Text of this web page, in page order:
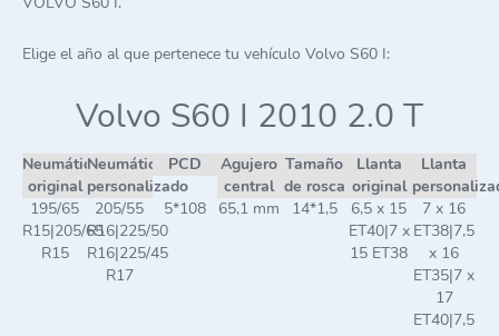
Elige el año al que pertenece tu vehículo Volvo S60 I:
Volvo S60 I 2010 2.0 T
Neumático
original
Neumático
personalizado
PCD
Agujero
central
Tamaño
de rosca
Llanta
original
Llanta
195/65
R15|205/65
R15
205/55
R16|225/50
R16|225/45
R17
5*108 65,1 mm 14*1,5
6,5 x 15
ET40|7 x
15 ET38
7 x 16
ET38|7,5
x 16
ET35|7 x
17
ET40|7,5